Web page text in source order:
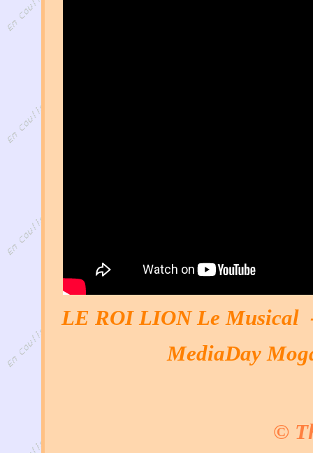
LE ROI LION Le
MediaDay
©